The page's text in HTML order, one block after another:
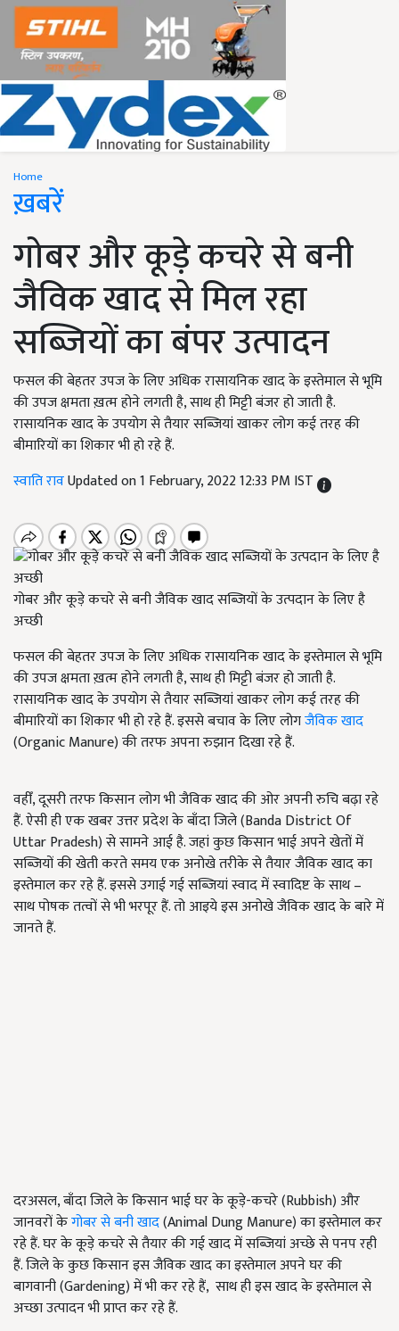
Home
ख़बरें
गोबर और कूड़े कचरे से बनी
जैविक खाद से मिल रहा
सब्जियों का बंपर उत्पादन
फसल की बेहतर उपज के लिए अधिक रासायनिक खाद के इस्तेमाल से भूमि
की उपज क्षमता ख़त्म होने लगती है, साथ ही मिट्टी बंजर हो जाती है.
रासायनिक खाद के उपयोग से तैयार सब्जियां खाकर लोग कई तरह की
बीमारियों का शिकार भी हो रहे हैं.
स्वाति रावUpdated on 1 February, 2022 12:33 PM IST
गोबर और कूड़े कचरे से बनी जैविक खाद सब्जियों के उत्पदान के लिए है
अच्छी
फसल की बेहतर उपज के लिए अधिक रासायनिक खाद के इस्तेमाल से भूमि
की उपज क्षमता ख़त्म होने लगती है, साथ ही मिट्टी बंजर हो जाती है.
रासायनिक खाद के उपयोग से तैयार सब्जियां खाकर लोग कई तरह की
बीमारियों का शिकार भी हो रहे हैं. इससे बचाव के लिए लोगजैविक खाद
(Organic Manure) की तरफ अपना रुझान दिखा रहे हैं.
वहीँ, दूसरी तरफ किसान लोग भी जैविक खाद की ओर अपनी रुचि बढ़ा रहे
हैं. ऐसी ही एक खबर उत्तर प्रदेश के बाँदा जिले (Banda District Of
Uttar Pradesh) से सामने आई है. जहां कुछ किसान भाई अपने खेतों में
सब्जियों की खेती करते समय एक अनोखे तरीके से तैयार जैविक खाद का
इस्तेमाल कर रहे हैं. इससे उगाई गई सब्जियां स्वाद में स्वादिष्ट के साथ –
साथ पोषक तत्वों से भी भरपूर हैं. तो आइये इस अनोखे जैविक खाद के बारे में
जानते हैं.
दरअसल, बाँदा जिले के किसान भाई घर के कूड़े-कचरे (Rubbish) और
जानवरों केगोबर से बनी खाद(Animal Dung Manure) का इस्तेमाल कर
रहे हैं. घर के कूड़े कचरे से तैयार की गई खाद में सब्जियां अच्छे से पनप रही
हैं. जिले के कुछ किसान इस जैविक खाद का इस्तेमाल अपने घर की
बागवानी (Gardening) में भी कर रहे हैं, साथ ही इस खाद के इस्तेमाल से
अच्छा उत्पादन भी प्राप्त कर रहे हैं.